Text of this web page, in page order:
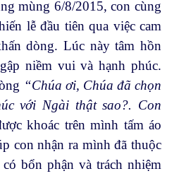
mùng 6/8/2015, con cùng
lễ đầu tiên qua việc cam
dòng. Lúc này tâm hồn
niềm vui và hạnh phúc.
“Chúa ơi, Chúa đã chọn
với Ngài thật sao?. Con
khoác trên mình tấm áo
con nhận ra mình đã thuộc
bổn phận và trách nhiệm